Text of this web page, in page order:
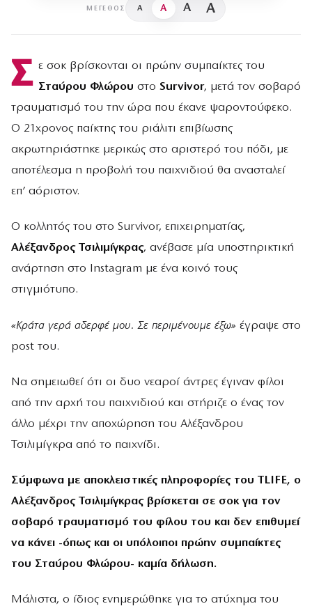
ΜΈΓΕΘΟΣ A A A A
Σ ε σοκ βρίσκονται οι πρώην συμπαίκτες του
Σταύρου Φλώρου στο Survivor, μετά τον σοβαρό
τραυματισμό του την ώρα που έκανε ψαροντούφεκο.
Ο 21χρονος παίκτης του ριάλιτι επιβίωσης
ακρωτηριάστηκε μερικώς στο αριστερό του πόδι, με
αποτέλεσμα η προβολή του παιχνιδιού θα ανασταλεί
επ’ αόριστον.
Ο κολλητός του στο Survivor, επιχειρηματίας,
Αλέξανδρος Τσιλιμίγκρας, ανέβασε μία υποστηρικτική
ανάρτηση στο Instagram με ένα κοινό τους
στιγμιότυπο.
«Κράτα γερά αδερφέ μου. Σε περιμένουμε έξω» έγραψε στο
post του.
Να σημειωθεί ότι οι δυο νεαροί άντρες έγιναν φίλοι
από την αρχή του παιχνιδιού και στήριζε ο ένας τον
άλλο μέχρι την αποχώρηση του Αλέξανδρου
Τσιλιμίγκρα από το παιχνίδι.
Σύμφωνα με αποκλειστικές πληροφορίες του TLIFE, ο
Αλέξανδρος Τσιλιμίγκρας βρίσκεται σε σοκ για τον
σοβαρό τραυματισμό του φίλου του και δεν επιθυμεί
να κάνει -όπως και οι υπόλοιποι πρώην συμπαίκτες
του Σταύρου Φλώρου- καμία δήλωση.
Μάλιστα, ο ίδιος ενημερώθηκε για το ατύχημα του